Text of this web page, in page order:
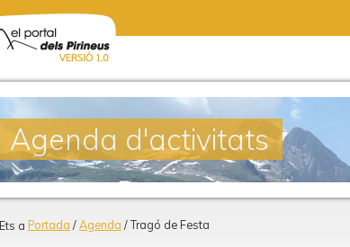
Agenda d'activitats
Ets a Portada / Agenda / Tragó de Festa